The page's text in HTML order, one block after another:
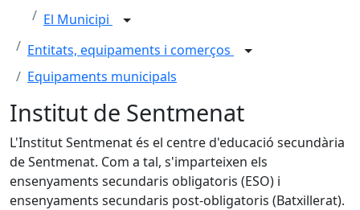
El Municipi
Entitats, equipaments i comerços
Equipaments municipals
Institut de Sentmenat
L'Institut Sentmenat és el centre d'educació secundària
de Sentmenat. Com a tal, s'imparteixen els
ensenyaments secundaris obligatoris (ESO) i
ensenyaments secundaris post-obligatoris (Batxillerat).